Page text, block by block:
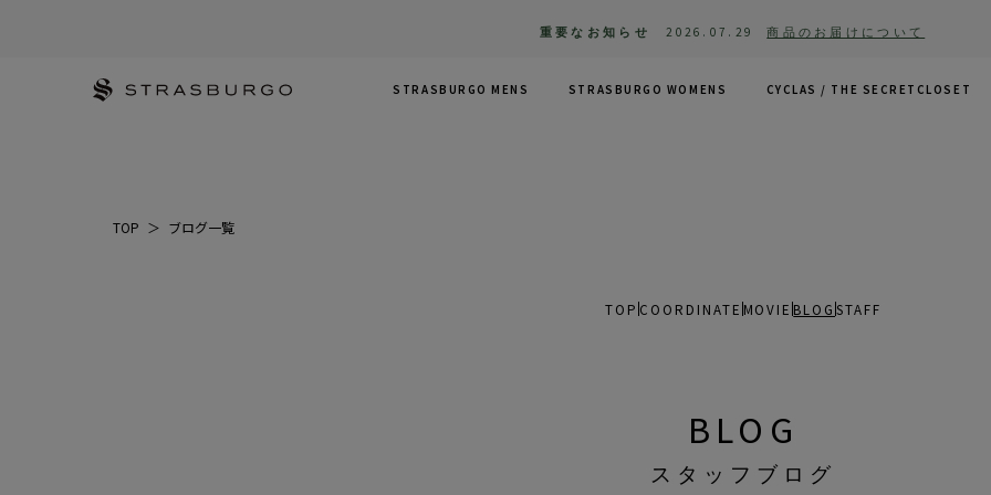
重要なお知らせ 2026.07.29
商品のお届けについて
STRASBURGO MENS STRASBURGO WOMENS CYCLAS / THE SECRETCLOSET
TOP ＞ ブログ一覧
TOP COORDINATE MOVIE BLOG STAFF
BLOG
スタッフブログ